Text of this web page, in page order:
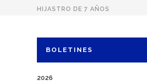
HIJASTRO DE 7 AÑOS
BOLETINES
2026